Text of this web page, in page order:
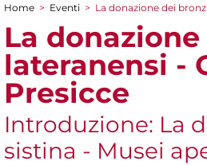
Tu sei qui
Home > Eventi > La donazione dei
La
lateranensi -
Presicce
Introduzione: La
sistina - Musei